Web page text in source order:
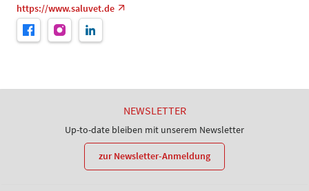
https://www.saluvet.de
NEWSLETTER
Up-to-date bleiben mit unserem Newsletter
zur Newsletter-Anmeldung